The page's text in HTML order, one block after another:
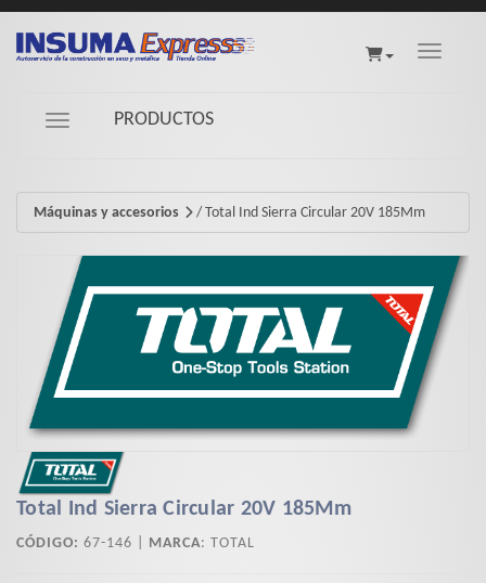
Toggle
Navigation ein-/ausblenden
PRODUCTOS
Máquinas y accesorios / Total Ind Sierra Circular 20V 185Mm
Total Ind Sierra Circular 20V 185Mm
CÓDIGO: 67-146 | MARCA: TOTAL